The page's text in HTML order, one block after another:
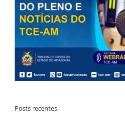
Posts recentes